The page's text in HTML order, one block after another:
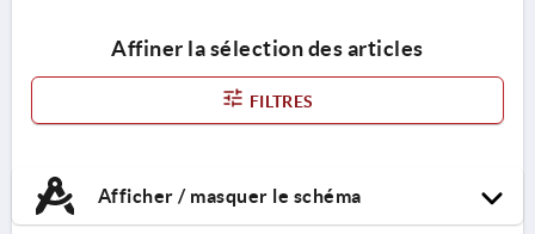
Affiner la sélection des articles
FILTRES
Afficher / masquer le schéma